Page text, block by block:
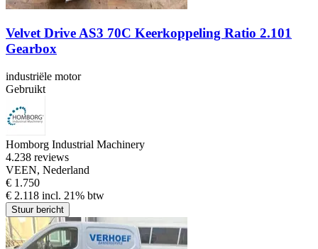
Velvet Drive AS3 70C Keerkoppeling Ratio 2.101
Gearbox
industriële motor
Gebruikt
Homborg Industrial Machinery
4.238 reviews
VEEN, Nederland
€ 1.750
€ 2.118 incl. 21% btw
Stuur bericht